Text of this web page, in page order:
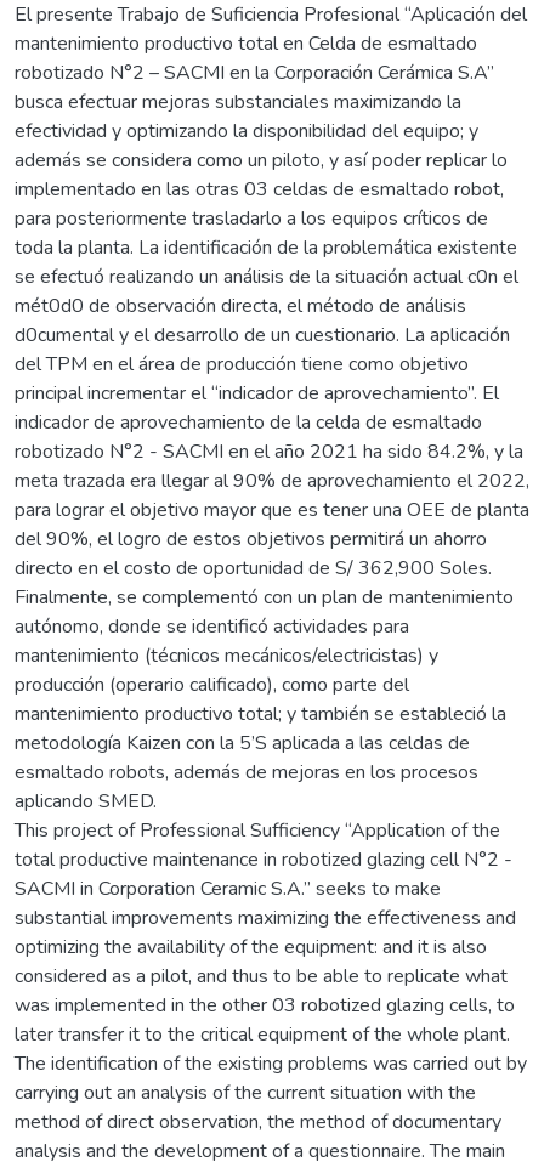
El presente Trabajo de Suficiencia Profesional “Aplicación del
mantenimiento productivo total en Celda de esmaltado
robotizado N°2 – SACMI en la Corporación Cerámica S.A”
busca efectuar mejoras substanciales maximizando la
efectividad y optimizando la disponibilidad del equipo; y
además se considera como un piloto, y así poder replicar lo
implementado en las otras 03 celdas de esmaltado robot,
para posteriormente trasladarlo a los equipos críticos de
toda la planta. La identificación de la problemática existente
se efectuó realizando un análisis de la situación actual c0n el
mét0d0 de observación directa, el método de análisis
d0cumental y el desarrollo de un cuestionario. La aplicación
del TPM en el área de producción tiene como objetivo
principal incrementar el “indicador de aprovechamiento”. El
indicador de aprovechamiento de la celda de esmaltado
robotizado N°2 - SACMI en el año 2021 ha sido 84.2%, y la
meta trazada era llegar al 90% de aprovechamiento el 2022,
para lograr el objetivo mayor que es tener una OEE de planta
del 90%, el logro de estos objetivos permitirá un ahorro
directo en el costo de oportunidad de S/ 362,900 Soles.
Finalmente, se complementó con un plan de mantenimiento
autónomo, donde se identificó actividades para
mantenimiento (técnicos mecánicos/electricistas) y
producción (operario calificado), como parte del
mantenimiento productivo total; y también se estableció la
metodología Kaizen con la 5’S aplicada a las celdas de
esmaltado robots, además de mejoras en los procesos
aplicando SMED.
This project of Professional Sufficiency “Application of the
total productive maintenance in robotized glazing cell N°2 -
SACMI in Corporation Ceramic S.A.” seeks to make
substantial improvements maximizing the effectiveness and
optimizing the availability of the equipment: and it is also
considered as a pilot, and thus to be able to replicate what
was implemented in the other 03 robotized glazing cells, to
later transfer it to the critical equipment of the whole plant.
The identification of the existing problems was carried out by
carrying out an analysis of the current situation with the
method of direct observation, the method of documentary
analysis and the development of a questionnaire. The main